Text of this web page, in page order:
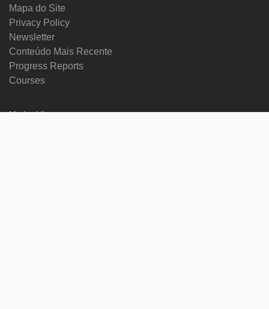
Mapa do Site
Privacy Policy
Newsletter
Conteúdo Mais Recente
Progress Reports
Courses
Mudar idioma